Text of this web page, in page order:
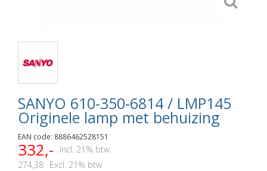
SANYO 610-350-6814 / LMP145
Originele lamp met behuizing
EAN code: 8886462528151
332,-
Incl. 21% btw
274,38 Excl. 21% btw